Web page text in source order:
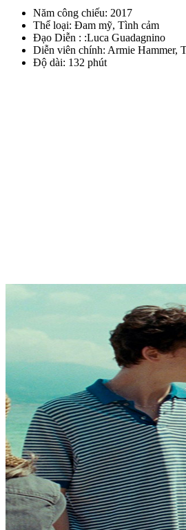
Năm công chiếu: 2017
Thể loại: Đam mỹ, Tình cảm
Đạo Diễn : :Luca Guadagnino
Diễn viên chính: Armie Hammer,
Độ dài: 132 phút